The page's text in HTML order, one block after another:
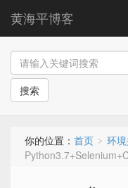
黄海平博客
搜索
你的位置： 首页 > 环